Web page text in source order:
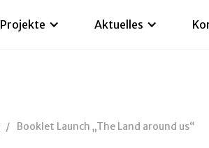
Projekte Aktuelles
/ Booklet Launch „The Land around us“